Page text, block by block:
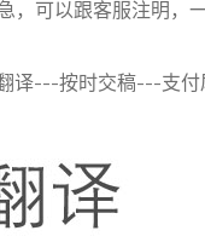
可以跟客服注明，
译---按时交稿---支付